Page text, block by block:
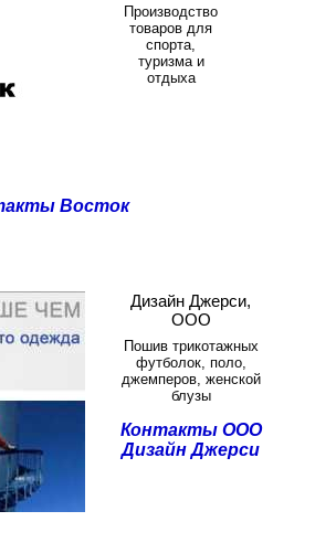
Производство
товаров для
спорта,
туризма и
отдыха
Восток
Дизайн Джерси,
ООО
Пошив трикотажных
футболок, поло,
джемперов, женской
блузы
Контакты ООО
Дизайн Джерси